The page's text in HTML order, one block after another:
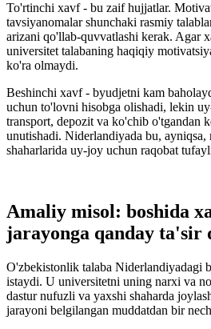
To'rtinchi xavf - bu zaif hujjatlar.
tavsiyanomalar shunchaki rasmiy
arizani qo'llab-quvvatlashi kerak. Agar
universitet talabaning haqiqiy
ko'ra olmaydi.
Beshinchi xavf - byudjetni kam
uchun to'lovni hisobga olishadi, lekin
transport, depozit va ko'chib o'tgandan
unutishadi. Niderlandiyada bu, ayniqsa,
shaharlarida uy-joy uchun raqobat
Amaliy misol: boshida
jarayonga qanday ta'sir
O'zbekistonlik talaba Niderlandiyadagi
istaydi. U universitetni uning narxi va
dastur nufuzli va yaxshi shaharda
jarayoni belgilangan muddatdan bir